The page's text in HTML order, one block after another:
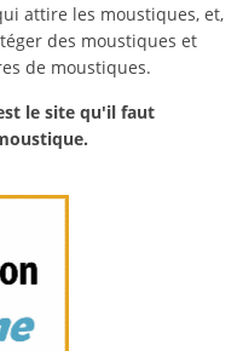
attire les moustiques, et,
des moustiques et
de moustiques.
le site qu'il faut